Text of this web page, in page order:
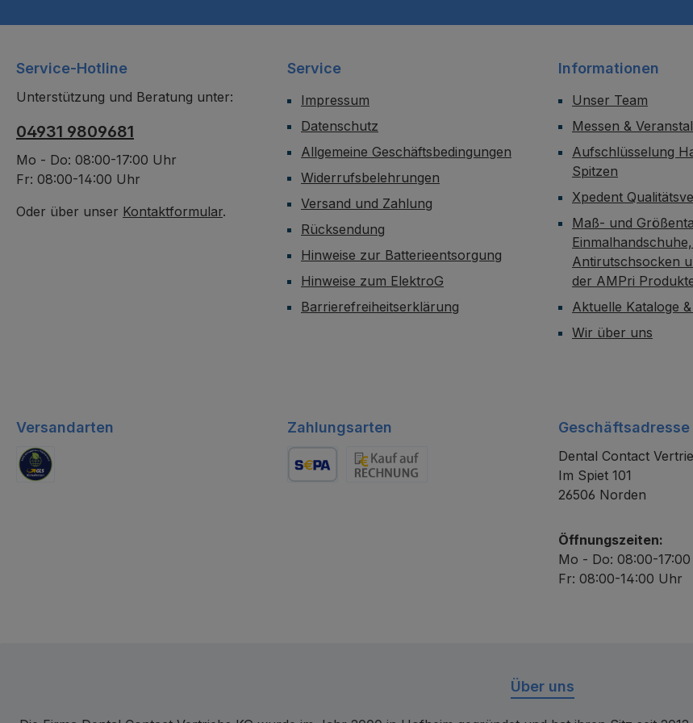
Service-Hotline
Unterstützung und Beratung unter:
04931 9809681
Mo - Do: 08:00-17:00 Uhr
Fr: 08:00-14:00 Uhr
Oder über unser Kontaktformular.
Service
Impressum
Datenschutz
Allgemeine Geschäftsbedingungen
Widerrufsbelehrungen
Versand und Zahlung
Rücksendung
Hinweise zur Batterieentsorgung
Hinweise zum ElektroG
Barrierefreiheitserklärung
Informationen
Unser Team
Messen &
Aufschlüsselung
Spitzen
Xpedent
Maß- und
Antirutschsocken
der AMPri
Aktuelle Kataloge
Wir über uns
Versandarten Zahlungsarten Geschäftsadresse
Dental Contact
Im Spiet 101
26506 Norden
Öffnungszeiten:
Mo - Do: 08:00-
Fr: 08:00-14:00 Uhr
Über uns